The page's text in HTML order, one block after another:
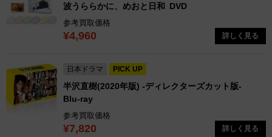
波うららかに、めおと日和 DVD
参考買取価格
¥4,960 詳しく見る
日本ドラマ PICK UP
半沢直樹(2020年版) -ディレクターズカット版-
Blu-ray
参考買取価格
¥7,820 詳しく見る